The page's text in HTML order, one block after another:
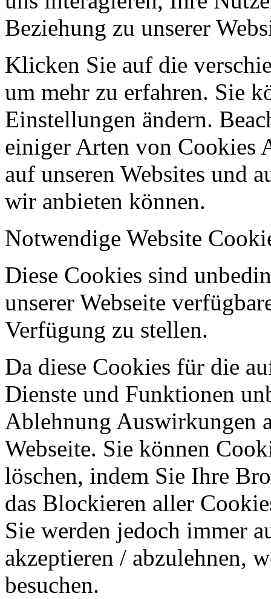
Beziehung zu unserer
Klicken Sie auf die
um mehr zu erfahren. Sie
Einstellungen ändern.
einiger Arten von Cookies
auf unseren Websites und
wir anbieten können.
Notwendige Website
Diese Cookies sind
unserer Webseite
Verfügung zu stellen.
Da diese Cookies für die
Dienste und Funktionen
Ablehnung Auswirkungen
Webseite. Sie können
löschen, indem Sie Ihre
das Blockieren aller
Sie werden jedoch immer
akzeptieren / abzulehnen,
besuchen.